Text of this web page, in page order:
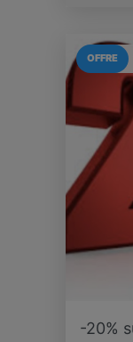
OFFRE
-20%